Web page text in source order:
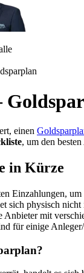
einen
, um den
in Kürze
Einzahlungen,
sich physisch
Anbieter mit
für einige